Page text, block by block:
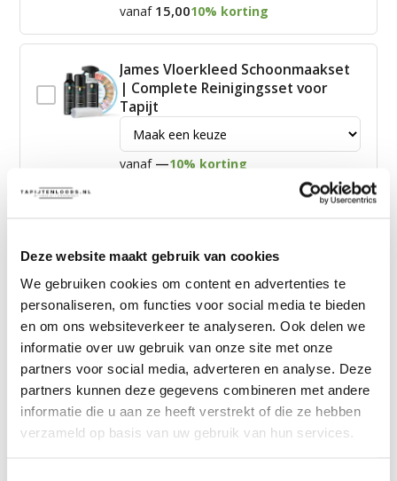
Deze website maakt gebruik van cookies
We gebruiken cookies om content en advertenties te
personaliseren, om functies voor social media te bieden
en om ons websiteverkeer te analyseren. Ook delen we
informatie over uw gebruik van onze site met onze
partners voor social media, adverteren en analyse. Deze
partners kunnen deze gegevens combineren met andere
informatie die u aan ze heeft verstrekt of die ze hebben
verzameld op basis van uw gebruik van hun services.
vanaf 15,0010% korting
James Vloerkleed Schoonmaakset
| Complete Reinigingsset voor
Tapijt
vanaf —10% korting
vanaf 14,90 10% korting
Bundelkorting:
Vink producten om toe te voegen